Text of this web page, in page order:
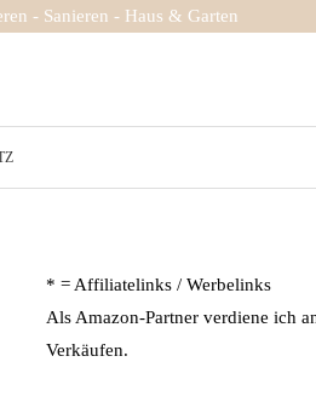
- Sanieren - Haus & Garten
* = Affiliatelinks / Werbelinks
Als Amazon-Partner verdiene ich
Verkäufen.